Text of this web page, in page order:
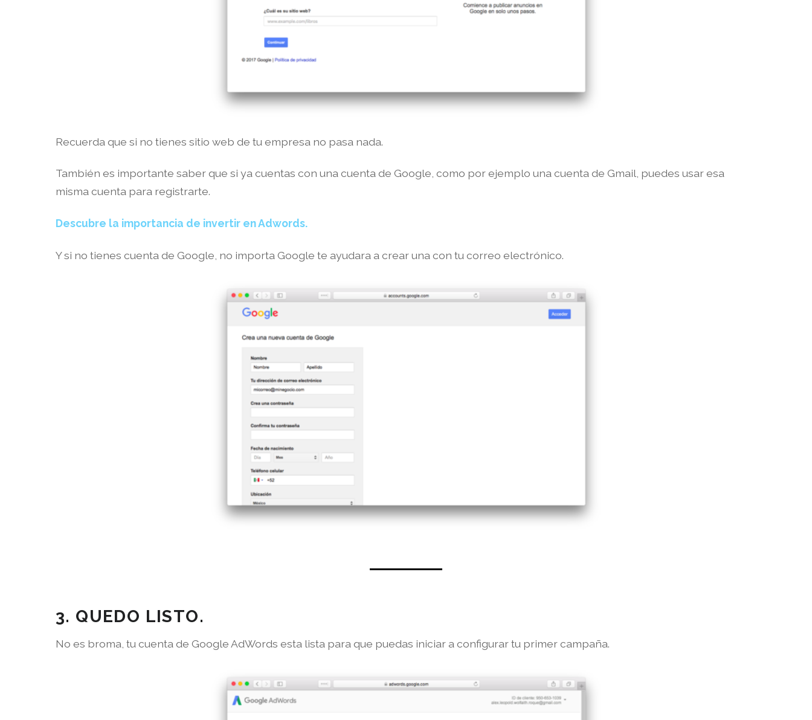
Recuerda que si no tienes sitio web de tu empresa no pasa nada.
También es importante saber que si ya cuentas con una cuenta de Google, como por ejemplo una cuenta de Gmail, puedes usar esa
misma cuenta para registrarte.
Descubre la importancia de invertir en Adwords.
Y si no tienes cuenta de Google, no importa Google te ayudara a crear una con tu correo electrónico.
3. QUEDO LISTO.
No es broma, tu cuenta de Google AdWords esta lista para que puedas iniciar a configurar tu primer campaña.